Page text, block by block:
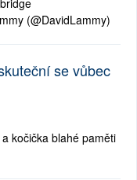
(@DavidLammy)
se vůbec
kočička blahé paměti